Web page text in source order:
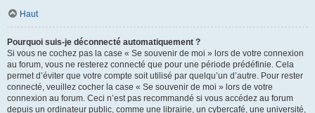
Haut
Pourquoi suis-je déconnecté automatiquement ?
Si vous ne cochez pas la case « Se souvenir de moi » lors de votre connexion
au forum, vous ne resterez connecté que pour une période prédéfinie. Cela
permet d’éviter que votre compte soit utilisé par quelqu’un d’autre. Pour rester
connecté, veuillez cocher la case « Se souvenir de moi » lors de votre
connexion au forum. Ceci n’est pas recommandé si vous accédez au forum
depuis un ordinateur public, comme une librairie, un cybercafé, une université,